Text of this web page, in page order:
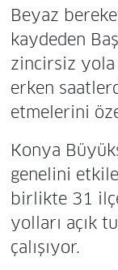
Beyaz
kaydeden
zincirsiz yola
erken
etmelerini
Konya
genelini
birlikte 31
yolları açık
çalışıyor.